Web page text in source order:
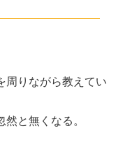
周りながら教えてい
と無くなる。